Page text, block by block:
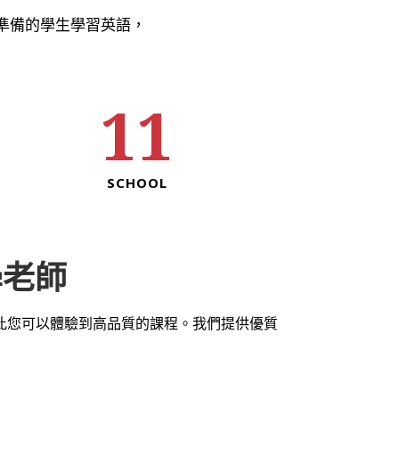
的學生學習英語，
11
SCHOOL
師
可以體驗到高品質的課程。我們提供優質